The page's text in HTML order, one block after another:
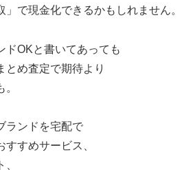
で現金化できるかもしれません。
ドOKと書いてあっても
とめ査定で期待より
ランドを宅配で
すめサービス、